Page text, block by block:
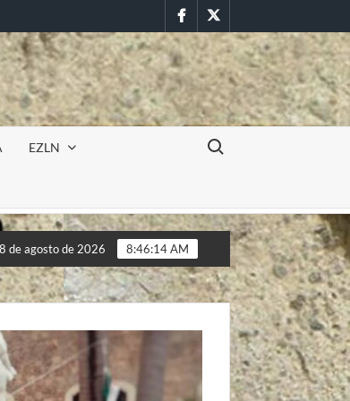
FacebookTwitter
EZLN
Buscar:
UAEM (Morelos) durante paro estudiantil por
UAEM (Morelos) durante paro estudiantil por
de agosto de 2026 8:46:16 AM